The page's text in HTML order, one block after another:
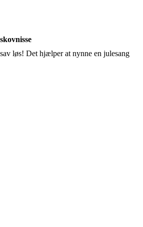
løs! Det hjælper at nynne en julesang